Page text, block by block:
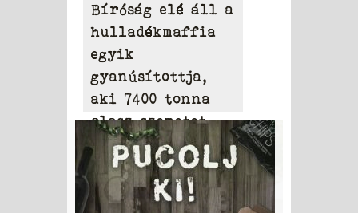
Bíróság elé áll a
hulladékmaffia
egyik
gyanúsítottja,
aki 7400 tonna
olasz szemetet
hordott Tamásiba